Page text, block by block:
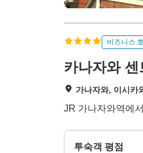
비즈니스
카나자와
가나자와, 이시카
JR 가나자와역에
투숙객 평점